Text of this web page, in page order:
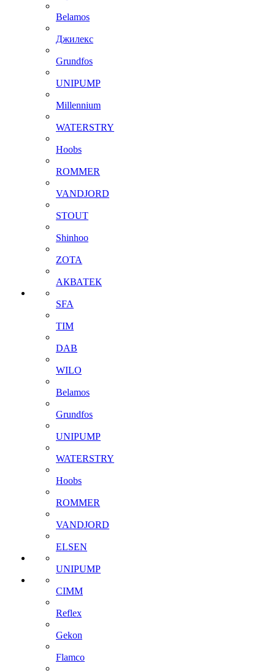
Belamos
Джилекс
Grundfos
UNIPUMP
Millennium
WATERSTRY
Hoobs
ROMMER
VANDJORD
STOUT
Shinhoo
ZOTA
АКВАТЕК
SFA
TIM
DAB
WILO
Belamos
Grundfos
UNIPUMP
WATERSTRY
Hoobs
ROMMER
VANDJORD
ELSEN
UNIPUMP
CIMM
Reflex
Gekon
Flamco